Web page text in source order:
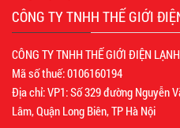
CÔNG TY TNHH THẾ GIỚI
CÔNG TY TNHH THẾ GIỚI ĐIỆN
Mã số thuế: 0106160194
Địa chỉ: VP1: Số 329 đường Nguyễn
Lâm, Quận Long Biên, TP Hà Nội